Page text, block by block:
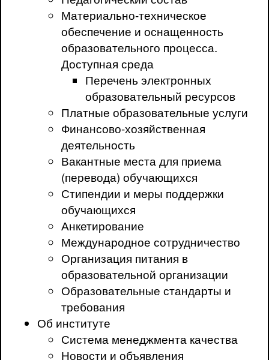
Материально-техническое
обеспечение и оснащенность
образовательного процесса.
Доступная среда
Перечень электронных
образовательный ресурсов
Платные образовательные услуги
Финансово-хозяйственная
деятельность
Вакантные места для приема
(перевода) обучающихся
Стипендии и меры поддержки
обучающихся
Анкетирование
Международное сотрудничество
Организация питания в
образовательной организации
Образовательные стандарты и
требования
Об институте
Система менеджмента качества
Новости и объявления